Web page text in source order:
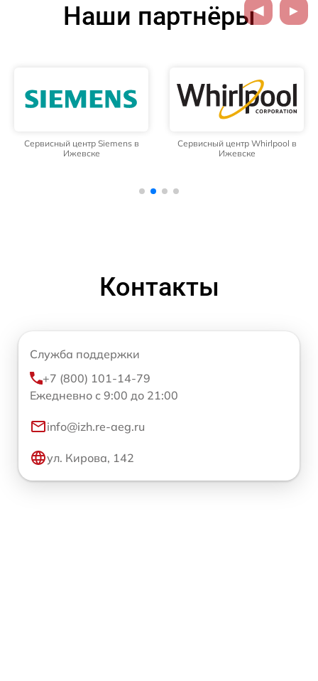
Наши партнёры
Сервисный центр Siemens в
Ижевске
Сервисный центр Whirlpool в
Ижевске
Контакты
Служба поддержки
+7 (800) 101-14-79
Ежедневно с 9:00 до 21:00
info@izh.re-aeg.ru
ул. Кирова, 142